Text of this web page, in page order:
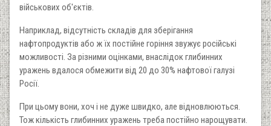
військових об'єктів.
Наприклад, відсутність складів для зберігання
нафтопродуктів або ж їх постійне горіння звужує російські
можливості. За різними оцінками, внаслідок глибинних
уражень вдалося обмежити від 20 до 30% нафтової галузі
Росії.
При цьому вони, хоч і не дуже швидко, але відновлюються.
Тож кількість глибинних уражень треба постійно нарощувати.